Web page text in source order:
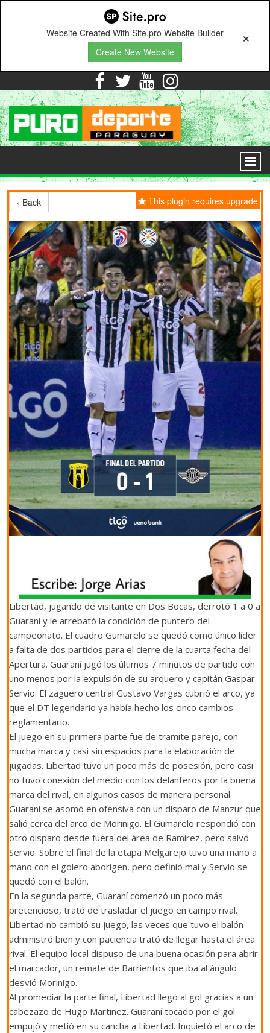
Website Created With Site.pro Website Builder
Create New Website
   
This plugin requires upgrade
‹ Back
Libertad, jugando de visitante en Dos Bocas, derrotó 1 a 0 a
Guaraní y le arrebató la condición de puntero del
campeonato. El cuadro Gumarelo se quedó como único líder
a falta de dos partidos para el cierre de la cuarta fecha del
Apertura. Guaraní jugó los últimos 7 minutos de partido con
uno menos por la expulsión de su arquero y capitán Gaspar
Servio. El zaguero central Gustavo Vargas cubrió el arco, ya
que el DT legendario ya había hecho los cinco cambios
reglamentario.
El juego en su primera parte fue de tramite parejo, con
mucha marca y casi sin espacios para la elaboración de
jugadas. Libertad tuvo un poco más de posesión, pero casi
no tuvo conexión del medio con los delanteros por la buena
marca del rival, en algunos casos de manera personal.
Guaraní se asomó en ofensiva con un disparo de Manzur que
salió cerca del arco de Morinigo. El Gumarelo respondió con
otro disparo desde fuera del área de Ramirez, pero salvó
Servio. Sobre el final de la etapa Melgarejo tuvo una mano a
mano con el golero aborigen, pero definió mal y Servio se
quedó con el balón.
En la segunda parte, Guaraní comenzó un poco más
pretencioso, trató de trasladar el juego en campo rival.
Libertad no cambió su juego, las veces que tuvo el balón
administró bien y con paciencia trató de llegar hasta el área
rival. El equipo local dispuso de una buena ocasión para abrir
el marcador, un remate de Barrientos que iba al ángulo
desvió Morinigo.
Al promediar la parte final, Libertad llegó al gol gracias a un
cabezazo de Hugo Martinez. Guaraní tocado por el gol
empujó y metió en su cancha a Libertad. Inquietó el arco de